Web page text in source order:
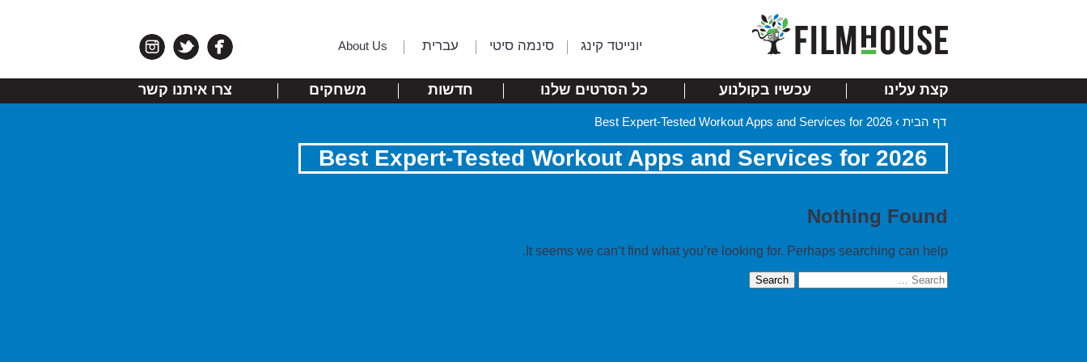
יונייטד קינג סינמה סיטי עברית About Us
קצת עלינו עכשיו בקולנוע כל הסרטים שלנו חדשות משחקים צרו איתנו קשר
דף הבית ›
Best Expert-Tested Workout Apps and Services for 2026
Best Expert-Tested Workout Apps and Services for 2026
Nothing Found
It seems we can’t find what you’re looking for. Perhaps searching can help.
Search
for: